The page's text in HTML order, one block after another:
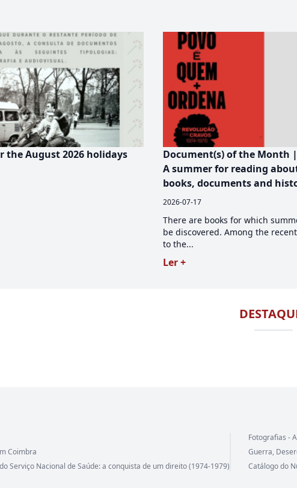
the August 2026 holidays
Document(s) of the Month
A summer for reading
books, documents and
2026-07-17
There are books for which
be discovered. Among the
to the...
Ler +
Coimbra
Serviço Nacional de Saúde: a conquista de um direito (1974-1979)
Fotografias -
Guerra,
Catálogo do